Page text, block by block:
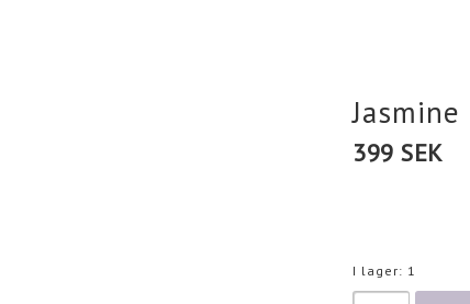
399 SEK
I lager: 1